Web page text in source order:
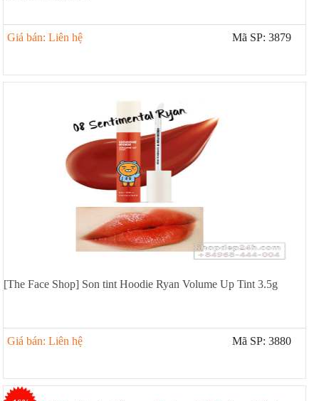
Giá bán: Liên hệ Mã SP: 3879
[The Face Shop] Son tint Hoodie Ryan Volume Up Tint 3.5g
Giá bán: Liên hệ Mã SP: 3880